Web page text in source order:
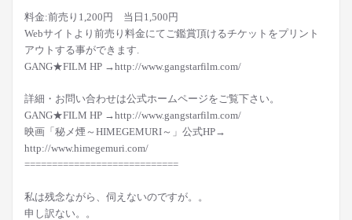
料金:前売り1,200円 当日1,500円
Webサイトより前売り料金にてご鑑賞頂けるチケットをプリント
アウトする事ができます.
GANG★FILM HP →http://www.gangstarfilm.com/
詳細・お問い合わせは公式ホームページをご覧下さい。
GANG★FILM HP →http://www.gangstarfilm.com/
映画「秘メ煙～HIMEGEMURI～」公式HP→
http://www.himegemuri.com/
============================
私は残念ながら、伺えないのですが。。
申し訳ない。。